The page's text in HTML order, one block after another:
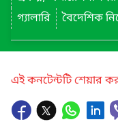
গ্যালারি
বৈদেশিক
এই কনটেন্টটি শেয়ার